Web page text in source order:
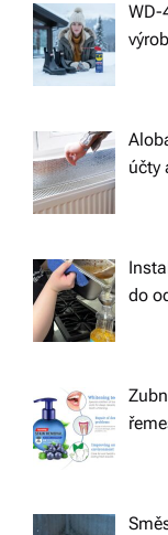
WD-
účty
do